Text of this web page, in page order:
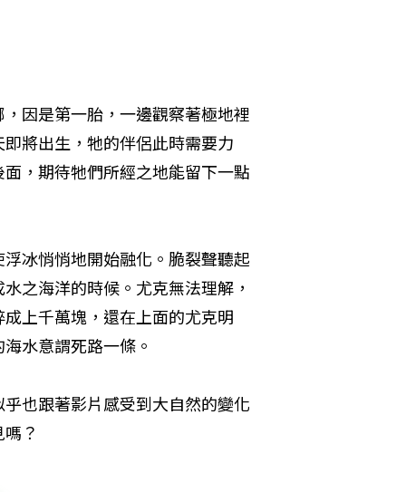
因是第一胎，一邊觀察著極地裡
將出生，牠的伴侶此時需要力
，期待牠們所經之地能留下一點
冰悄悄地開始融化。脆裂聲聽起
之海洋的時候。尤克無法理解，
上千萬塊，還在上面的尤克明
水意謂死路一條。
也跟著影片感受到大自然的變化
？